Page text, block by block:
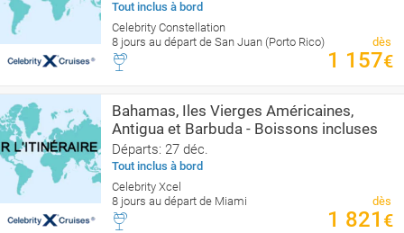
Tout inclus à bord
Celebrity Constellation
8 jours au départ de San Juan (Porto Rico)
dès
1 157€
Bahamas, Iles Vierges Américaines,
Antigua et Barbuda - Boissons incluses
Départs: 27 déc.
Tout inclus à bord
Celebrity Xcel
8 jours au départ de Miami
dès
1 821 €